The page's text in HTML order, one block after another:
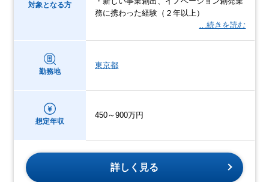
対象となる方
務に携わった経験（２年以上）
…続きを読む
勤務地
東京都
想定年収
450～900万円
詳しく見る